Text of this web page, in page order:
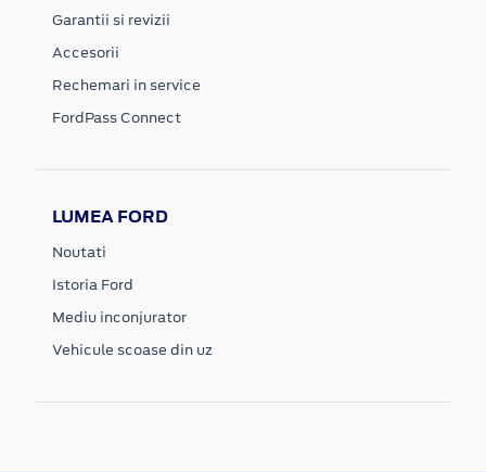
Garantii si revizii
Accesorii
Rechemari in service
FordPass Connect
LUMEA FORD
Noutati
Istoria Ford
Mediu inconjurator
Vehicule scoase din uz